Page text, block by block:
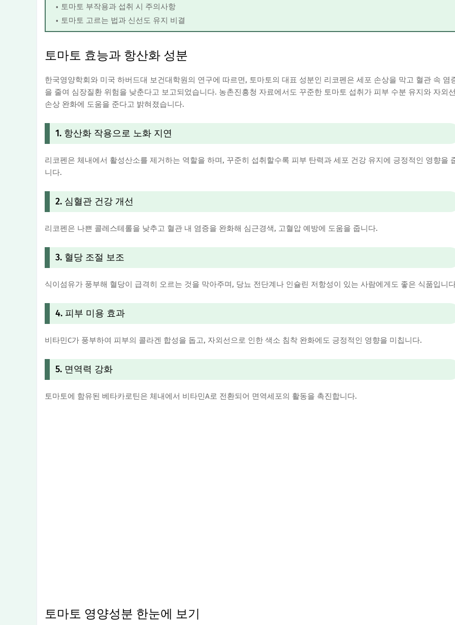
토마토 부작용과 섭취 시 주의사항
토마토 고르는 법과 신선도 유지 비결
토마토 효능과 항산화 성분
한국영양학회와 미국 하버드대 보건대학원의 연구에 따르면, 토마토의 대표 성분인 리코펜은 세포 손상을 막고 혈관 속 염
을 줄여 심장질환 위험을 낮춘다고 보고되었습니다. 농촌진흥청 자료에서도 꾸준한 토마토 섭취가 피부 수분 유지와 자외
손상 완화에 도움을 준다고 밝혀졌습니다.
1. 항산화 작용으로 노화 지연
리코펜은 체내에서 활성산소를 제거하는 역할을 하며, 꾸준히 섭취할수록 피부 탄력과 세포 건강 유지에 긍정적인 영향을
니다.
2. 심혈관 건강 개선
리코펜은 나쁜 콜레스테롤을 낮추고 혈관 내 염증을 완화해 심근경색, 고혈압 예방에 도움을 줍니다.
3. 혈당 조절 보조
식이섬유가 풍부해 혈당이 급격히 오르는 것을 막아주며, 당뇨 전단계나 인슐린 저항성이 있는 사람에게도 좋은 식품입니
4. 피부 미용 효과
비타민C가 풍부하여 피부의 콜라겐 합성을 돕고, 자외선으로 인한 색소 침착 완화에도 긍정적인 영향을 미칩니다.
5. 면역력 강화
토마토에 함유된 베타카로틴은 체내에서 비타민A로 전환되어 면역세포의 활동을 촉진합니다.
토마토 영양성분 한눈에 보기